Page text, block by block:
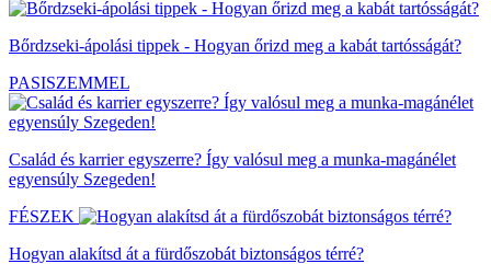
Bőrdzseki-ápolási tippek - Hogyan őrizd meg a kabát tartósságát?
PASISZEMMEL
Család és karrier egyszerre? Így valósul meg a munka-magánélet
egyensúly Szegeden!
FÉSZEK
Hogyan alakítsd át a fürdőszobát biztonságos térré?